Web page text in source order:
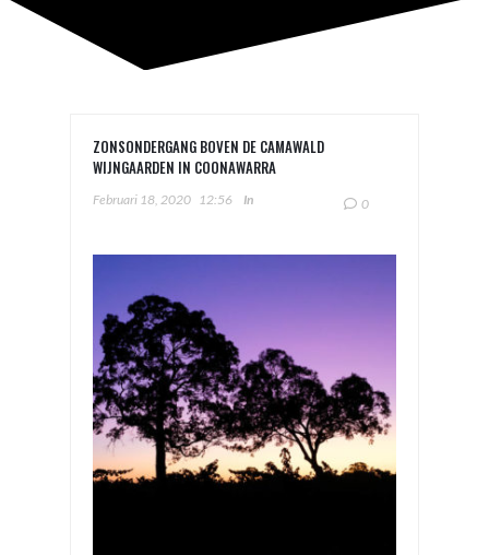
ZONSONDERGANG BOVEN DE CAMAWALD
WIJNGAARDEN IN COONAWARRA
Februari 18, 2020 12:56 In 0